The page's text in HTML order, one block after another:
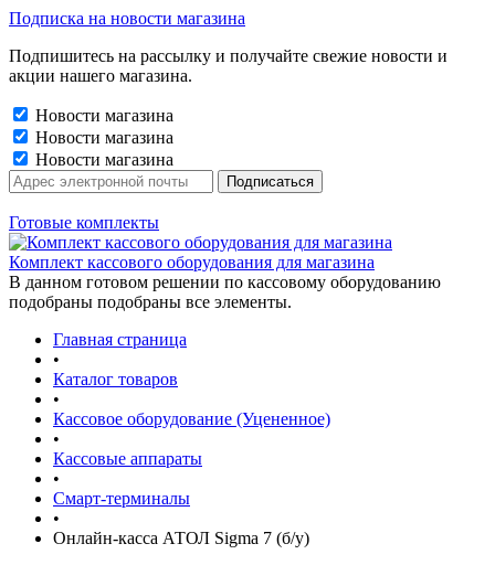
Подписка на новости магазина
Подпишитесь на рассылку и получайте свежие новости и
акции нашего магазина.
Новости магазина
Новости магазина
Новости магазина
Готовые комплекты
Комплект кассового оборудования для магазина
В данном готовом решении по кассовому оборудованию
подобраны подобраны все элементы.
Главная страница
•
Каталог товаров
•
Кассовое оборудование (Уцененное)
•
Кассовые аппараты
•
Смарт-терминалы
•
Онлайн-касса АТОЛ Sigma 7 (б/у)